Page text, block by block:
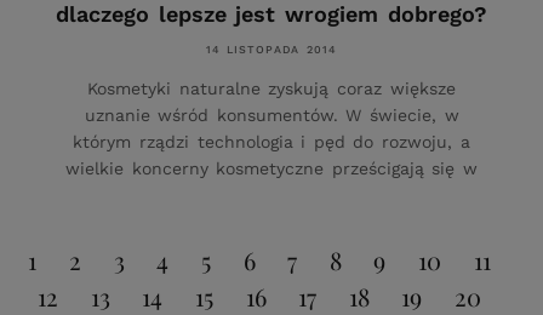
dlaczego lepsze jest wrogiem dobrego?
14 LISTOPADA 2014
Kosmetyki naturalne zyskują coraz większe
uznanie wśród konsumentów. W świecie, w
którym rządzi technologia i pęd do rozwoju, a
wielkie koncerny kosmetyczne prześcigają się w
1 2 3 4 5 6 7 8 9 10
11
12
13 14 15 16 17 18 19
20